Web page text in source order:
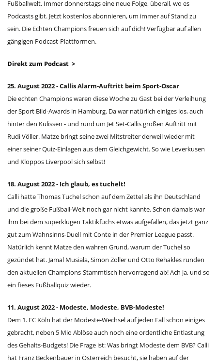
Fußballwelt. Immer donnerstags eine neue Folge, überall, wo es
Podcasts gibt. Jetzt kostenlos abonnieren, um immer auf Stand zu
sein. Die Echten Champions freuen sich auf dich! Verfügbar auf allen
gängigen Podcast-Plattformen.
Direkt zum Podcast >
25. August 2022 - Callis Alarm-Auftritt beim Sport-Oscar
Die echten Champions waren diese Woche zu Gast bei der Verleihung
der Sport Bild-Awards in Hamburg. Da war natürlich einiges los, auch
hinter den Kulissen - und rund um Jet Set-Callis großen Auftritt mit
Rudi Völler. Matze bringt seine zwei Mitstreiter derweil wieder mit
einer seiner Quiz-Einlagen aus dem Gleichgewicht. So wie Leverkusen
und Kloppos Liverpool sich selbst!
18. August 2022 - Ich glaub, es tuchelt!
Calli hatte Thomas Tuchel schon auf dem Zettel als ihn Deutschland
und die große Fußball-Welt noch gar nicht kannte. Schon damals war
ihm bei dem superklugen Taktikfuchs etwas aufgefallen, das jetzt ganz
gut zum Wahnsinns-Duell mit Conte in der Premier League passt.
Natürlich kennt Matze den wahren Grund, warum der Tuchel so
gezündet hat. Jamal Musiala, Simon Zoller und Otto Rehakles runden
den aktuellen Champions-Stammtisch hervorragend ab! Ach ja, und so
ein fieses Fußballquiz wieder.
11. August 2022 - Modeste, Modeste, BVB-Modeste!
Dem 1. FC Köln hat der Modeste-Wechsel auf jeden Fall schon einiges
gebracht, neben 5 Mio Ablöse auch noch eine ordentliche Entlastung
des Gehalts-Budgets! Die Frage ist: Was bringt Modeste dem BVB? Calli
hat Franz Beckenbauer in Österreich besucht, sie haben auf der